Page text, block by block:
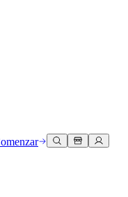
para cualquier plataforma
3D en tiempo real
de Unity de forma gratuita
con Unity